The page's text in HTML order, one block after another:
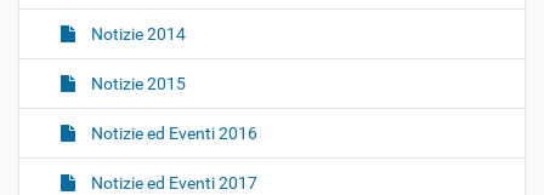
Notizie 2014
Notizie 2015
Notizie ed Eventi 2016
Notizie ed Eventi 2017